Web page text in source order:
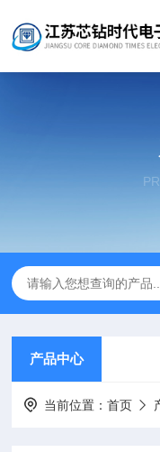
产品中心
当前位置：首页